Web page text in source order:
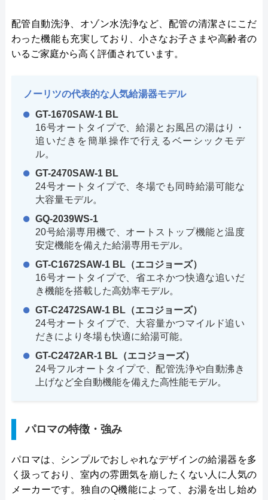
配管自動洗浄、オゾン水洗浄など、配管の清潔さにこだ
わった機能も充実しており、小さなお子さまや高齢者の
いるご家庭から高く評価されています。
ノーリツの代表的な人気給湯器モデル
GT-1670SAW-1 BL
16号オートタイプで、給湯とお風呂の湯はり・
追いだきを簡単操作で行えるベーシックモデ
ル。
GT-2470SAW-1 BL
24号オートタイプで、冬場でも同時給湯可能な
大容量モデル。
GQ-2039WS-1
20号給湯専用機で、オートストップ機能と温度
安定機能を備えた給湯専用モデル。
GT-C1672SAW-1 BL（エコジョーズ）
16号オートタイプで、省エネかつ快適な追いだ
き機能を搭載した高効率モデル。
GT-C2472SAW-1 BL（エコジョーズ）
24号オートタイプで、大容量かつマイルド追い
だきにより冬場も快適に給湯可能。
GT-C2472AR-1 BL（エコジョーズ）
24号フルオートタイプで、配管洗浄や自動沸き
上げなど全自動機能を備えた高性能モデル。
パロマの特徴・強み
パロマは、シンプルでおしゃれなデザインの給湯器を多
く扱っており、室内の雰囲気を崩したくない人に人気の
メーカーです。独自のQ機能によって、お湯を出し始め